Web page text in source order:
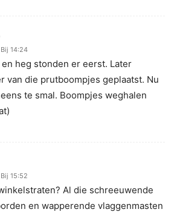
14:24
heg stonden er eerst. Later
van die prutboompjes geplaatst. Nu
te smal. Boompjes weghalen
15:52
Al die schreeuwende
en wapperende vlaggenmasten